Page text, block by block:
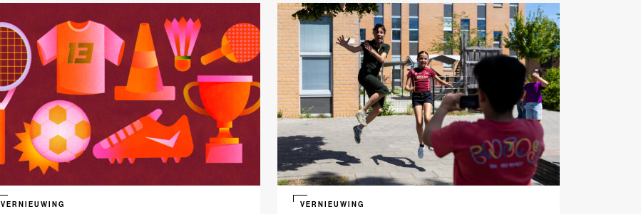
VERNIEUWING VERNIEUWING